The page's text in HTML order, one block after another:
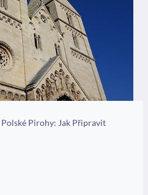
Polské Pirohy: Jak Připravit